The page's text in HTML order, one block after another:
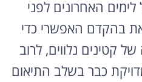
האחרונים לפני
בהקדם האפשרי כדי
קטינים נלווים, לרוב
כבר בשלב התיאום